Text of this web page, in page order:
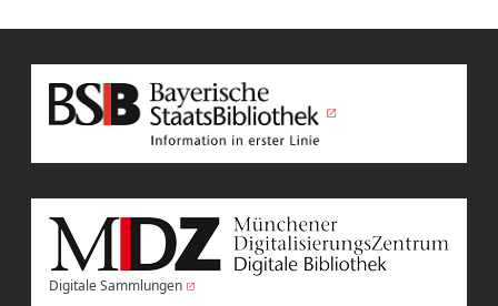
Digitale Sammlungen